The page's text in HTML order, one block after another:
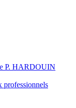
P. HARDOUIN
professionnels